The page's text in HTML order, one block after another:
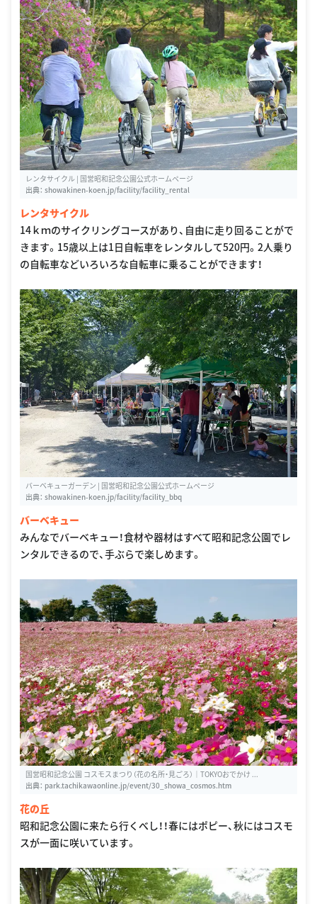
レンタサイクル | 国営昭和記念公園公式ホームページ
出典： showakinen-koen.jp/facility/facility_rental
レンタサイクル
14ｋｍのサイクリングコースがあり、自由に走り回ることがで
きます。15歳以上は1日自転車をレンタルして520円。2人乗り
の自転車などいろいろな自転車に乗ることができます！
バーベキューガーデン | 国営昭和記念公園公式ホームページ
出典： showakinen-koen.jp/facility/facility_bbq
バーベキュー
みんなでバーベキュー！食材や器材はすべて昭和記念公園でレ
ンタルできるので、手ぶらで楽しめます。
国営昭和記念公園 コスモスまつり（花の名所・見ごろ）｜TOKYOおでかけ ...
出典： park.tachikawaonline.jp/event/30_showa_cosmos.htm
花の丘
昭和記念公園に来たら行くべし！！春にはポピー、秋にはコスモ
スが一面に咲いています。